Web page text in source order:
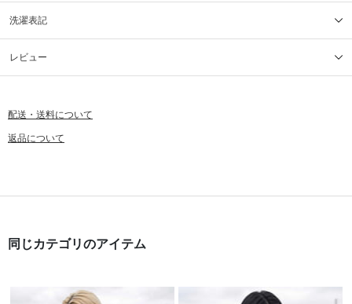
洗濯表記
レビュー
配送・送料について
返品について
同じカテゴリのアイテム